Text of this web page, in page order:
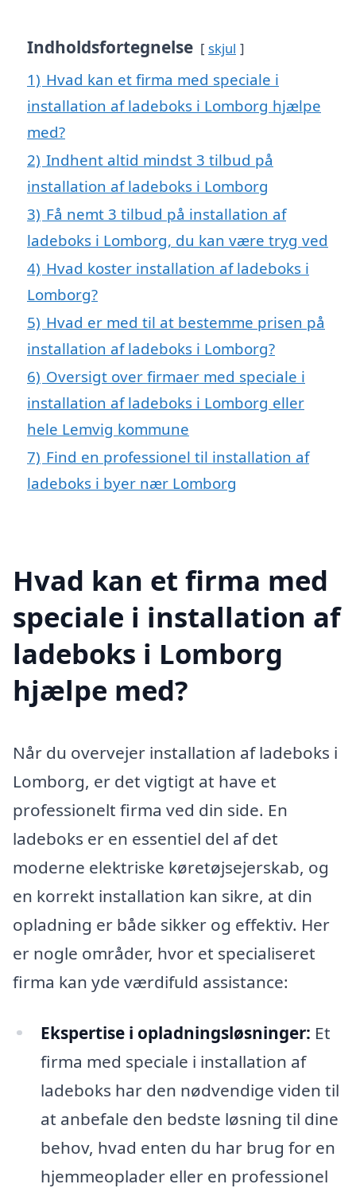
Indholdsfortegnelse skjul
1) Hvad kan et firma med speciale i
installation af ladeboks i Lomborg hjælpe
med?
2) Indhent altid mindst 3 tilbud på
installation af ladeboks i Lomborg
3) Få nemt 3 tilbud på installation af
ladeboks i Lomborg, du kan være tryg ved
4) Hvad koster installation af ladeboks i
Lomborg?
5) Hvad er med til at bestemme prisen på
installation af ladeboks i Lomborg?
6) Oversigt over firmaer med speciale i
installation af ladeboks i Lomborg eller
hele Lemvig kommune
7) Find en professionel til installation af
ladeboks i byer nær Lomborg
Hvad kan et firma med
speciale i installation af
ladeboks i Lomborg
hjælpe med?
Når du overvejer installation af ladeboks i
Lomborg, er det vigtigt at have et
professionelt firma ved din side. En
ladeboks er en essentiel del af det
moderne elektriske køretøjsejerskab, og
en korrekt installation kan sikre, at din
opladning er både sikker og effektiv. Her
er nogle områder, hvor et specialiseret
firma kan yde værdifuld assistance:
Ekspertise i opladningsløsninger: Et
firma med speciale i installation af
ladeboks har den nødvendige viden til
at anbefale den bedste løsning til dine
behov, hvad enten du har brug for en
hjemmeoplader eller en professionel